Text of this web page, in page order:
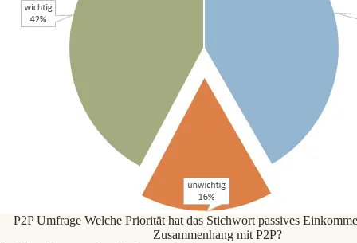
P2P Umfrage Welche Priorität hat das Stichwort passives
Zusammenhang mit P2P?